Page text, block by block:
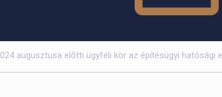
augusztusa előtti ügyféli kör az építésügyi hatósági